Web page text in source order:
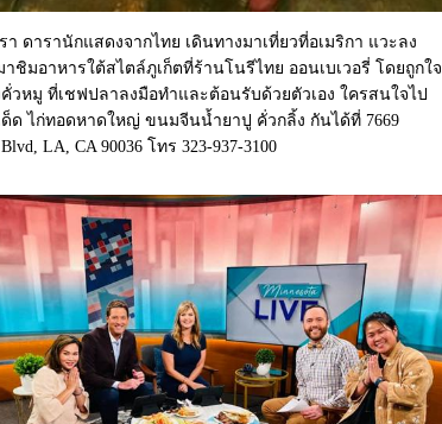
า ดารานักแสดงจากไทย เดินทางมาเที่ยวที่อเมริกา แวะลง
าชิมอาหารใต้สไตล์ภูเก็ตที่ร้านโนรีไทย ออนเบเวอรี่ โดยถูกใจ
คั่วหมู ที่เชฟปลาลงมือทำและต้อนรับด้วยตัวเอง ใครสนใจไป
ด็ด ไก่ทอดหาดใหญ่ ขนมจีนน้ำยาปู คั่วกลิ้ง กันได้ที่ 7669
LA, CA 90036 โทร 323-937-3100